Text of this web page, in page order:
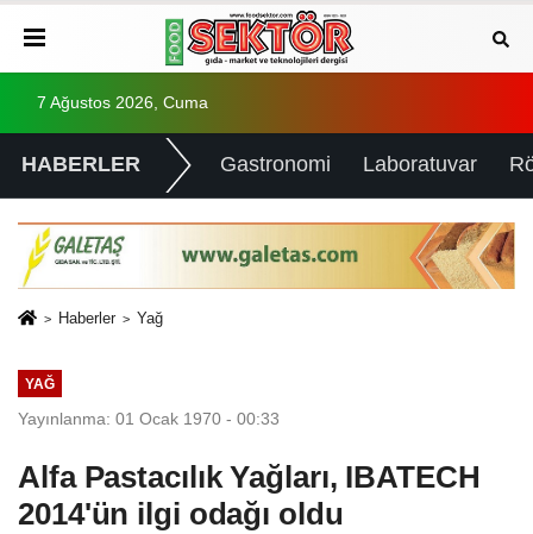
7 Ağustos 2026, Cuma
HABERLER Gastronomi Laboratuvar
Haberler Yağ
YAĞ
Yayınlanma: 01 Ocak 1970 - 00:33
Alfa Pastacılık Yağları, IBATECH
2014'ün ilgi odağı oldu